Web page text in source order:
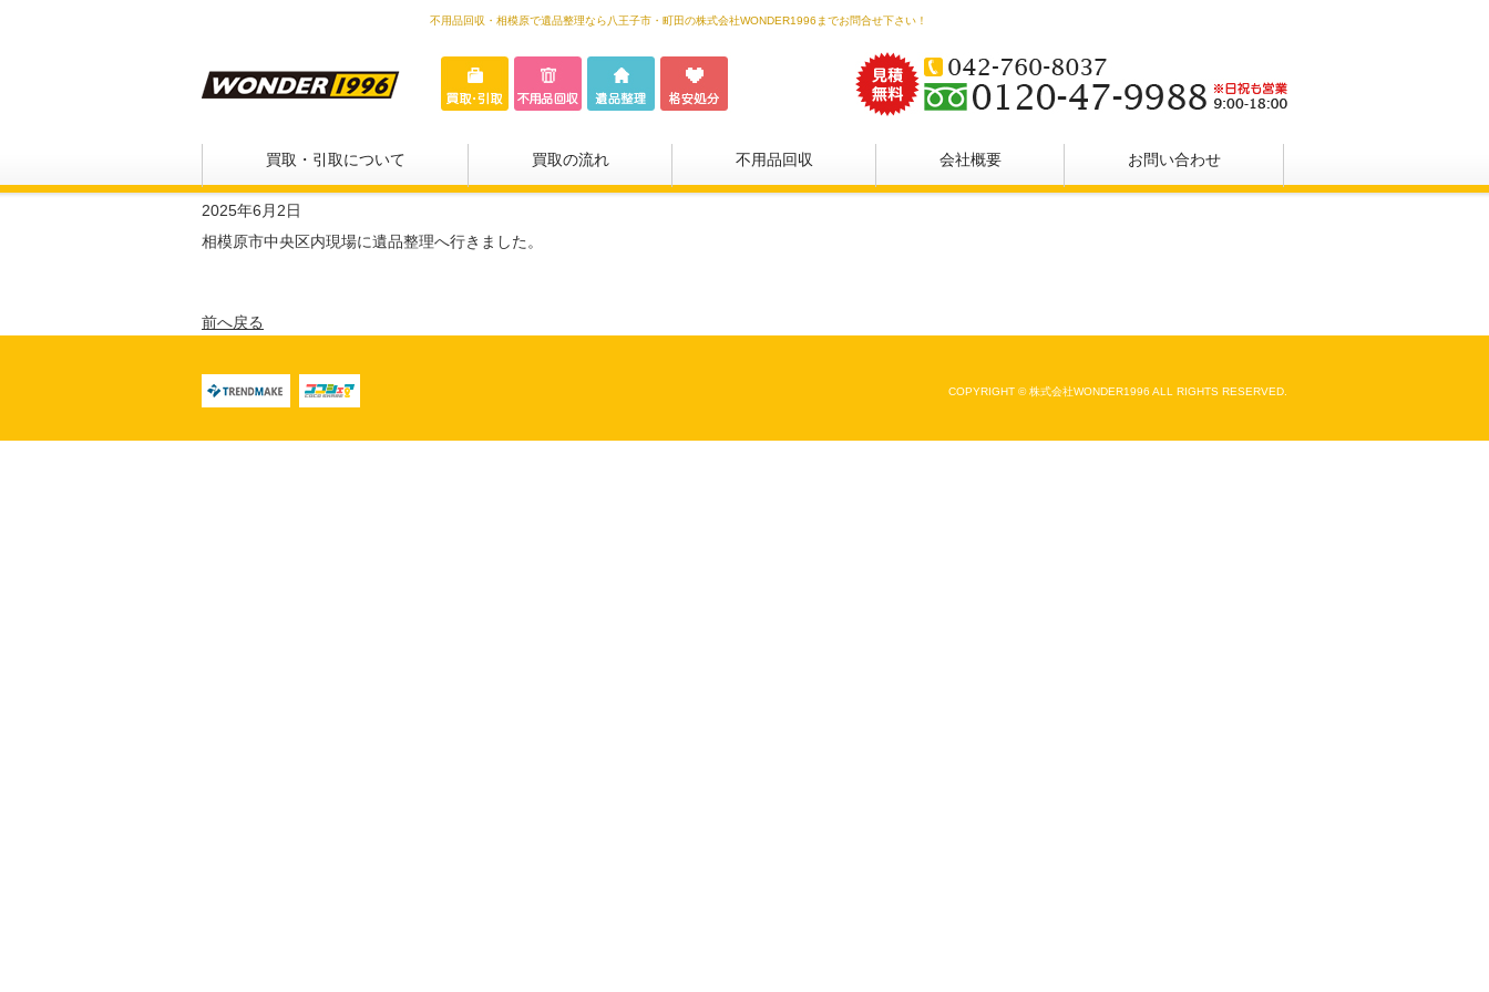
不用品回収・相模原で遺品整理なら八王子市・町田の株式会社WONDER1996までお問合せ下さい！
買取・引取について 買取の流れ 不用品回収 会社概要 お問い合わせ
2025年6月2日
相模原市中央区内現場に遺品整理へ行きました。
前へ戻る
COPYRIGHT © 株式会社WONDER1996 ALL RIGHTS RESERVED.